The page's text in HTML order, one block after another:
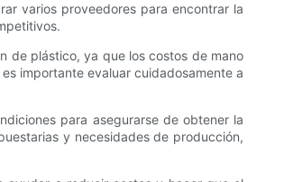
varios proveedores para encontrar la
de plástico, ya que los costos de mano
importante evaluar cuidadosamente a
para asegurarse de obtener la
y necesidades de producción,